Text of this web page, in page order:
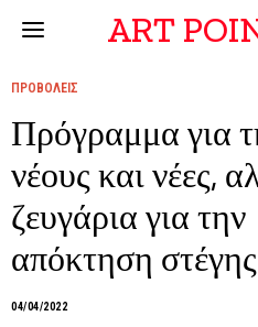
ART
ΠΡΟΒΟΛΕΙΣ
Πρόγραμμα για
νέους και νέες,
ζευγάρια για την
απόκτηση στέγης
04/04/2022